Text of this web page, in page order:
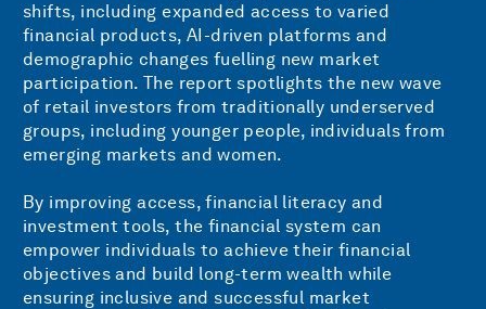
shifts, including expanded access to varied
financial products, AI-driven platforms and
demographic changes fuelling new market
participation. The report spotlights the new wave
of retail investors from traditionally underserved
groups, including younger people, individuals from
emerging markets and women.
By improving access, financial literacy and
investment tools, the financial system can
empower individuals to achieve their financial
objectives and build long-term wealth while
ensuring inclusive and successful market